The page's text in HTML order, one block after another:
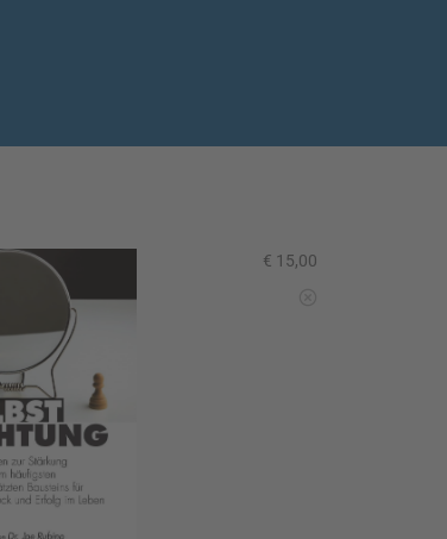
€ 15,00